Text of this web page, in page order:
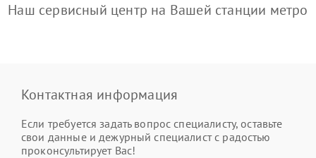
Наш сервисный центр на Вашей станции метро
Контактная информация
Если требуется задать вопрос специалисту, оставьте
свои данные и дежурный специалист с радостью
проконсультирует Вас!